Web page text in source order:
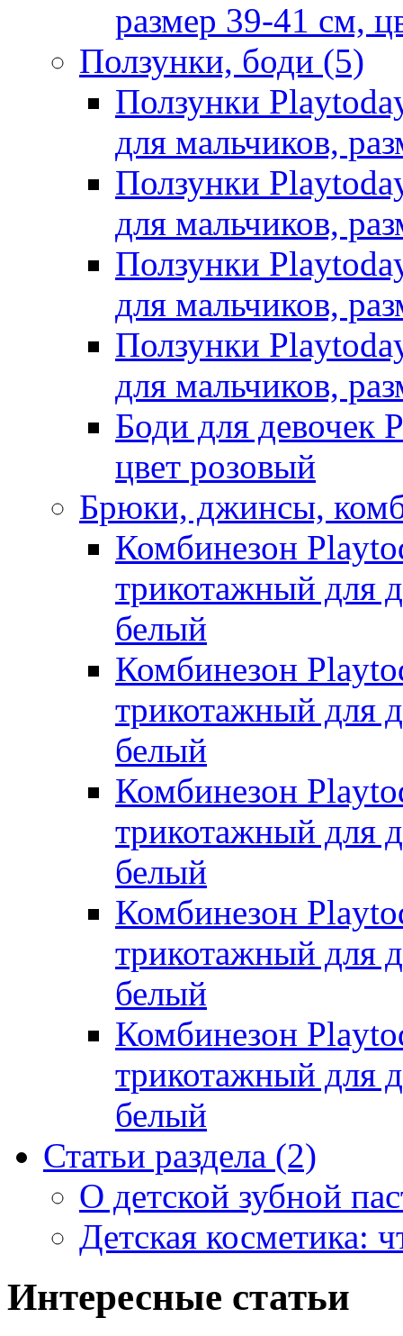
размер 39-41 см,
Ползунки, боди (5)
Ползунки
для мальчиков,
Ползунки
для мальчиков,
Ползунки
для мальчиков,
Ползунки
для мальчиков,
Боди для девочек
цвет розовый
Брюки, джинсы,
Комбинезон
трикотажный для
белый
Комбинезон
трикотажный для
белый
Комбинезон
трикотажный для
белый
Комбинезон
трикотажный для
белый
Комбинезон
трикотажный для
белый
Статьи раздела (2)
О детской зубной
Детская косметика:
Интересные статьи